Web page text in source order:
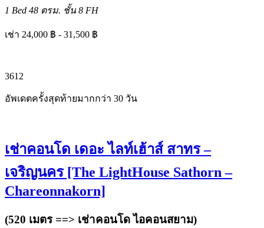
1 Bed 48 ตรม. ชั้น 8 FH
เช่า 24,000 ฿ - 31,500 ฿
3612
อัพเดตครั้งสุดท้ายมากกว่า 30 วัน
เช่าคอนโด เดอะ ไลท์เฮ้าส์ สาทร –
เจริญนคร [The LightHouse Sathorn –
Chareonnakorn]
(520 เมตร ==> เช่าคอนโด ไอคอนสยาม)